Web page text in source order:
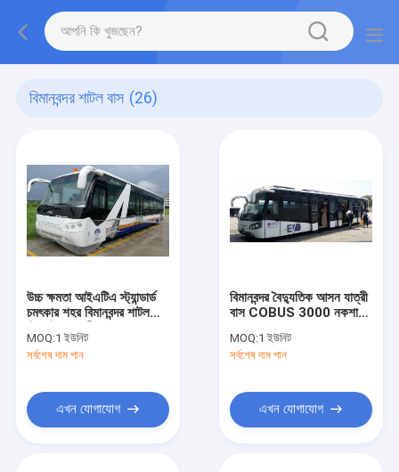
বিমানবন্দর শাটল বাস (26)
উচ্চ ক্ষমতা আইএটিএ স্ট্যান্ডার্ড
চমৎকার শহর বিমানবন্দর শাটল
MOQ:1 ইউনিট
সর্বশেষ দাম পান
এখন যোগাযোগ
বিমানবন্দর বৈদ্যুতিক আসন যাত্রী
বাস COBUS 3000 নকশা
MOQ:1 ইউনিট
সর্বশেষ দাম পান
এখন যোগাযোগ